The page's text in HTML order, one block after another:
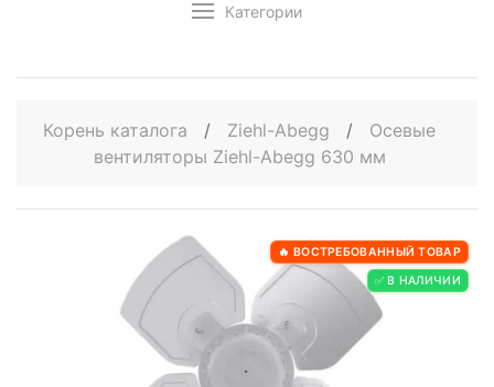
Категории
Корень каталога / Ziehl-Abegg /
Осевые
вентиляторы Ziehl-Abegg 630 мм
🔥 ВОСТРЕБОВАННЫЙ ТОВАР
✅ В НАЛИЧИИ